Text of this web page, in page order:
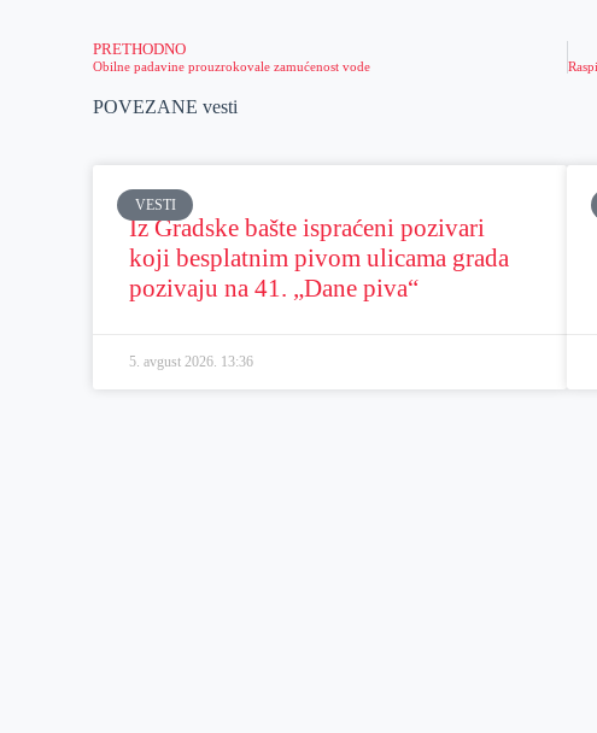
PRETHODNO
Obilne padavine prouzrokovale zamućenost vode
POVEZANE vesti
VESTI
Iz Gradske bašte ispraćeni pozivari
koji besplatnim pivom ulicama grada
pozivaju na 41. „Dane piva“
5. avgust 2026. 13:36